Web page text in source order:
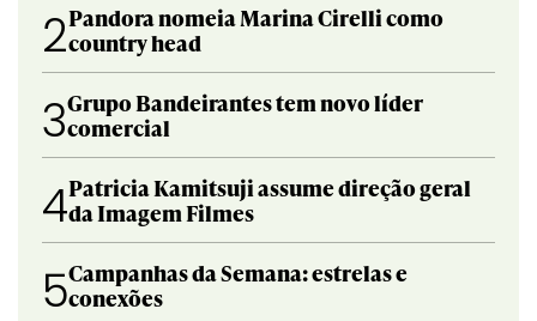
2Pandora nomeia Marina Cirelli como
country head
3Grupo Bandeirantes tem novo líder
comercial
4Patricia Kamitsuji assume direção geral
da Imagem Filmes
5Campanhas da Semana: estrelas e
conexões